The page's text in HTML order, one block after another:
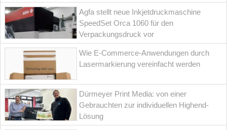
Agfa stellt neue Inkjetdruckmaschine
SpeedSet Orca 1060 für den
Verpackungsdruck vor
Wie E-Commerce-Anwendungen durch
Lasermarkierung vereinfacht werden
Dürmeyer Print Media: von einer
Gebrauchten zur individuellen Highend-
Lösung